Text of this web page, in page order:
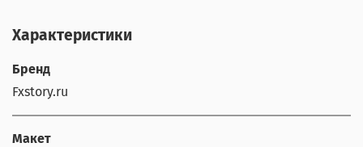
Характеристики
Бренд
Fxstory.ru
Макет